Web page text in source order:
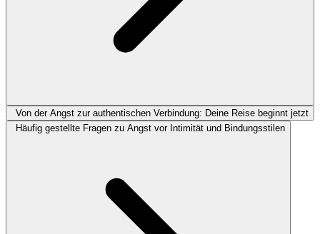
Von der Angst zur authentischen Verbindung: Deine Reise beginnt jetzt
Häufig gestellte Fragen zu Angst vor Intimität und Bindungsstilen